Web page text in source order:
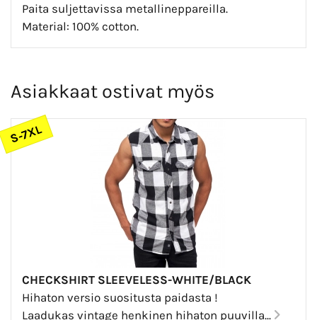
Paita suljettavissa metallineppareilla.
Material: 100% cotton.
Asiakkaat ostivat myös
S-7XL
CHECKSHIRT SLEEVELESS-WHITE/BLACK
Hihaton versio suositusta paidasta !
Laadukas vintage henkinen hihaton puuvilla...